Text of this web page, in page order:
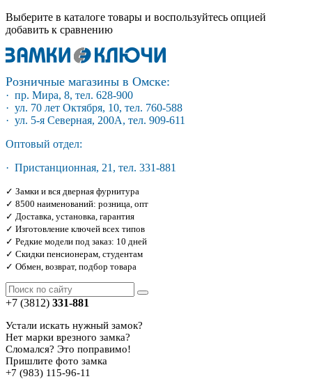
Выберите в каталоге товары и воспользуйтесь опцией
добавить к сравнению
Розничные магазины в Омске:
· пр. Мира, 8, тел. 628-900
· ул. 70 лет Октября, 10, тел. 760-588
· ул. 5-я Северная, 200А, тел. 909-611
Оптовый отдел:
· Пристанционная, 21, тел. 331-881
✓ Замки и вся дверная фурнитура
✓ 8500 наименований: розница, опт
✓ Доставка, установка, гарантия
✓ Изготовление ключей всех типов
✓ Редкие модели под заказ: 10 дней
✓ Скидки пенсионерам, студентам
✓ Обмен, возврат, подбор товара
+7 (3812) 331-881
Устали искать нужный замок?
Нет марки врезного замка?
Сломался? Это поправимо!
Пришлите фото замка
+7 (983) 115-96-11